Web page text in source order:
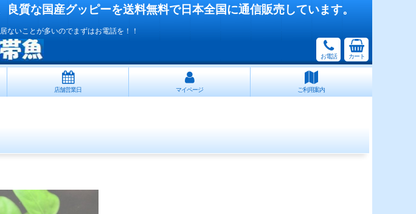
良質な国産グッピーを送料無料で日本全国に通信販売しています。
ないことが多いのでまずはお電話を！！
お電話 カート
店舗営業日 マイページ ご利用案内